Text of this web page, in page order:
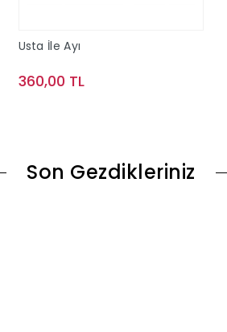
Usta İle Ayı
360,00 TL
Son Gezdikleriniz